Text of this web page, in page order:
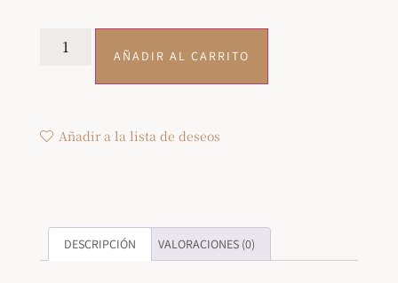
AÑADIR AL CARRITO
Añadir a la lista de deseos
DESCRIPCIÓN VALORACIONES (0)